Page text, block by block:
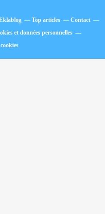
Top articles
Contact
et données personnelles